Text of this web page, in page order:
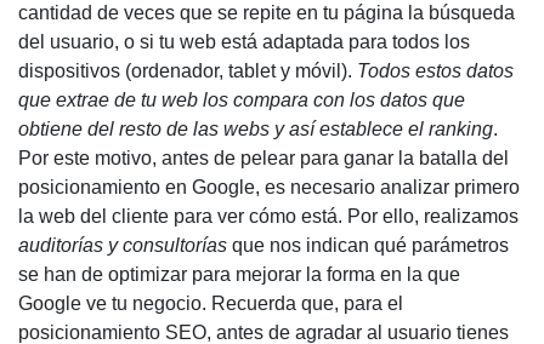
cantidad de veces que se repite en tu página la búsqueda
del usuario, o si tu web está adaptada para todos los
dispositivos (ordenador, tablet y móvil). Todos estos datos
que extrae de tu web los compara con los datos que
obtiene del resto de las webs y así establece el ranking.
Por este motivo, antes de pelear para ganar la batalla del
posicionamiento en Google, es necesario analizar primero
la web del cliente para ver cómo está. Por ello, realizamos
auditorías y consultorías que nos indican qué parámetros
se han de optimizar para mejorar la forma en la que
Google ve tu negocio. Recuerda que, para el
posicionamiento SEO, antes de agradar al usuario tienes